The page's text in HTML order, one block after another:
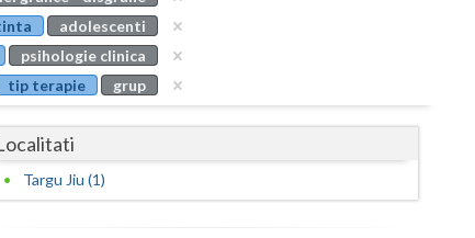
Buzau
Calarasi
Caras-Severin
adolescenti
psihologie clinica
tip terapie
grup
Targu Jiu (1)